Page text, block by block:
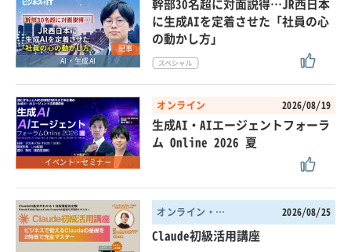
記事
AI・生成AI
幹部30名超に対面説得…JR西日本
に生成AIを定着させた「社員の心
の動かし方」
イベント・セミナー
オンライン 2026/08/19
生成AI・AIエージェントフォーラ
ム Online 2026 夏
オンライン・東京都 2026/08/25
Claude初級活用講座